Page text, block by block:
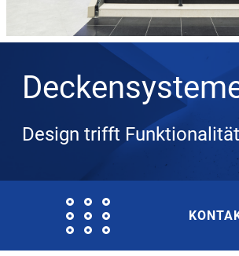
Design trifft Funktionalität